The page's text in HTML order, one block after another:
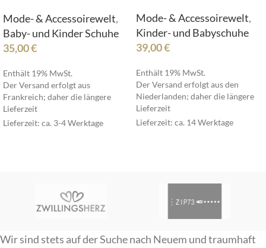
Mode- & Accessoirewelt,
Baby- und Kinder Schuhe
35,00€
Enthält 19% MwSt.
Der Versand erfolgt aus
Frankreich; daher die längere
Lieferzeit
Lieferzeit: ca. 3-4 Werktage
Mode- & Accessoirewelt,
Kinder- und Babyschuhe
39,00€
Enthält 19% MwSt.
Der Versand erfolgt aus den
Niederlanden; daher die längere
Lieferzeit
Lieferzeit: ca. 14 Werktage
Wir sind stets auf der Suche nach Neuem und traumhaft